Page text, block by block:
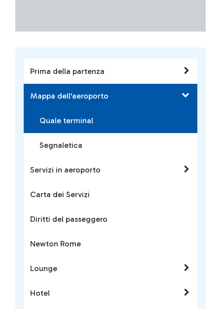
Prima della partenza
Mappa dell'aeroporto
Quale terminal
Segnaletica
Servizi in aeroporto
Carta dei Servizi
Diritti del passeggero
Newton Rome
Lounge
Hotel